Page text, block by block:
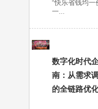
“快乐省钱均一
一...
数字化时代
南：从需求
的全链路优